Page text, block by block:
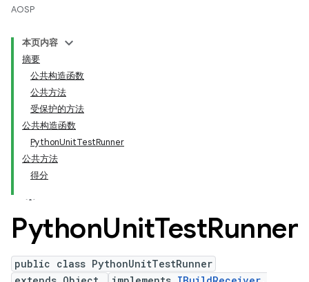
AOSP
本页内容
摘要
公共构造函数
公共方法
受保护的方法
公共构造函数
PythonUnitTestRunner
公共方法
得分
PythonUnitTestRunner
public class PythonUnitTestRunner